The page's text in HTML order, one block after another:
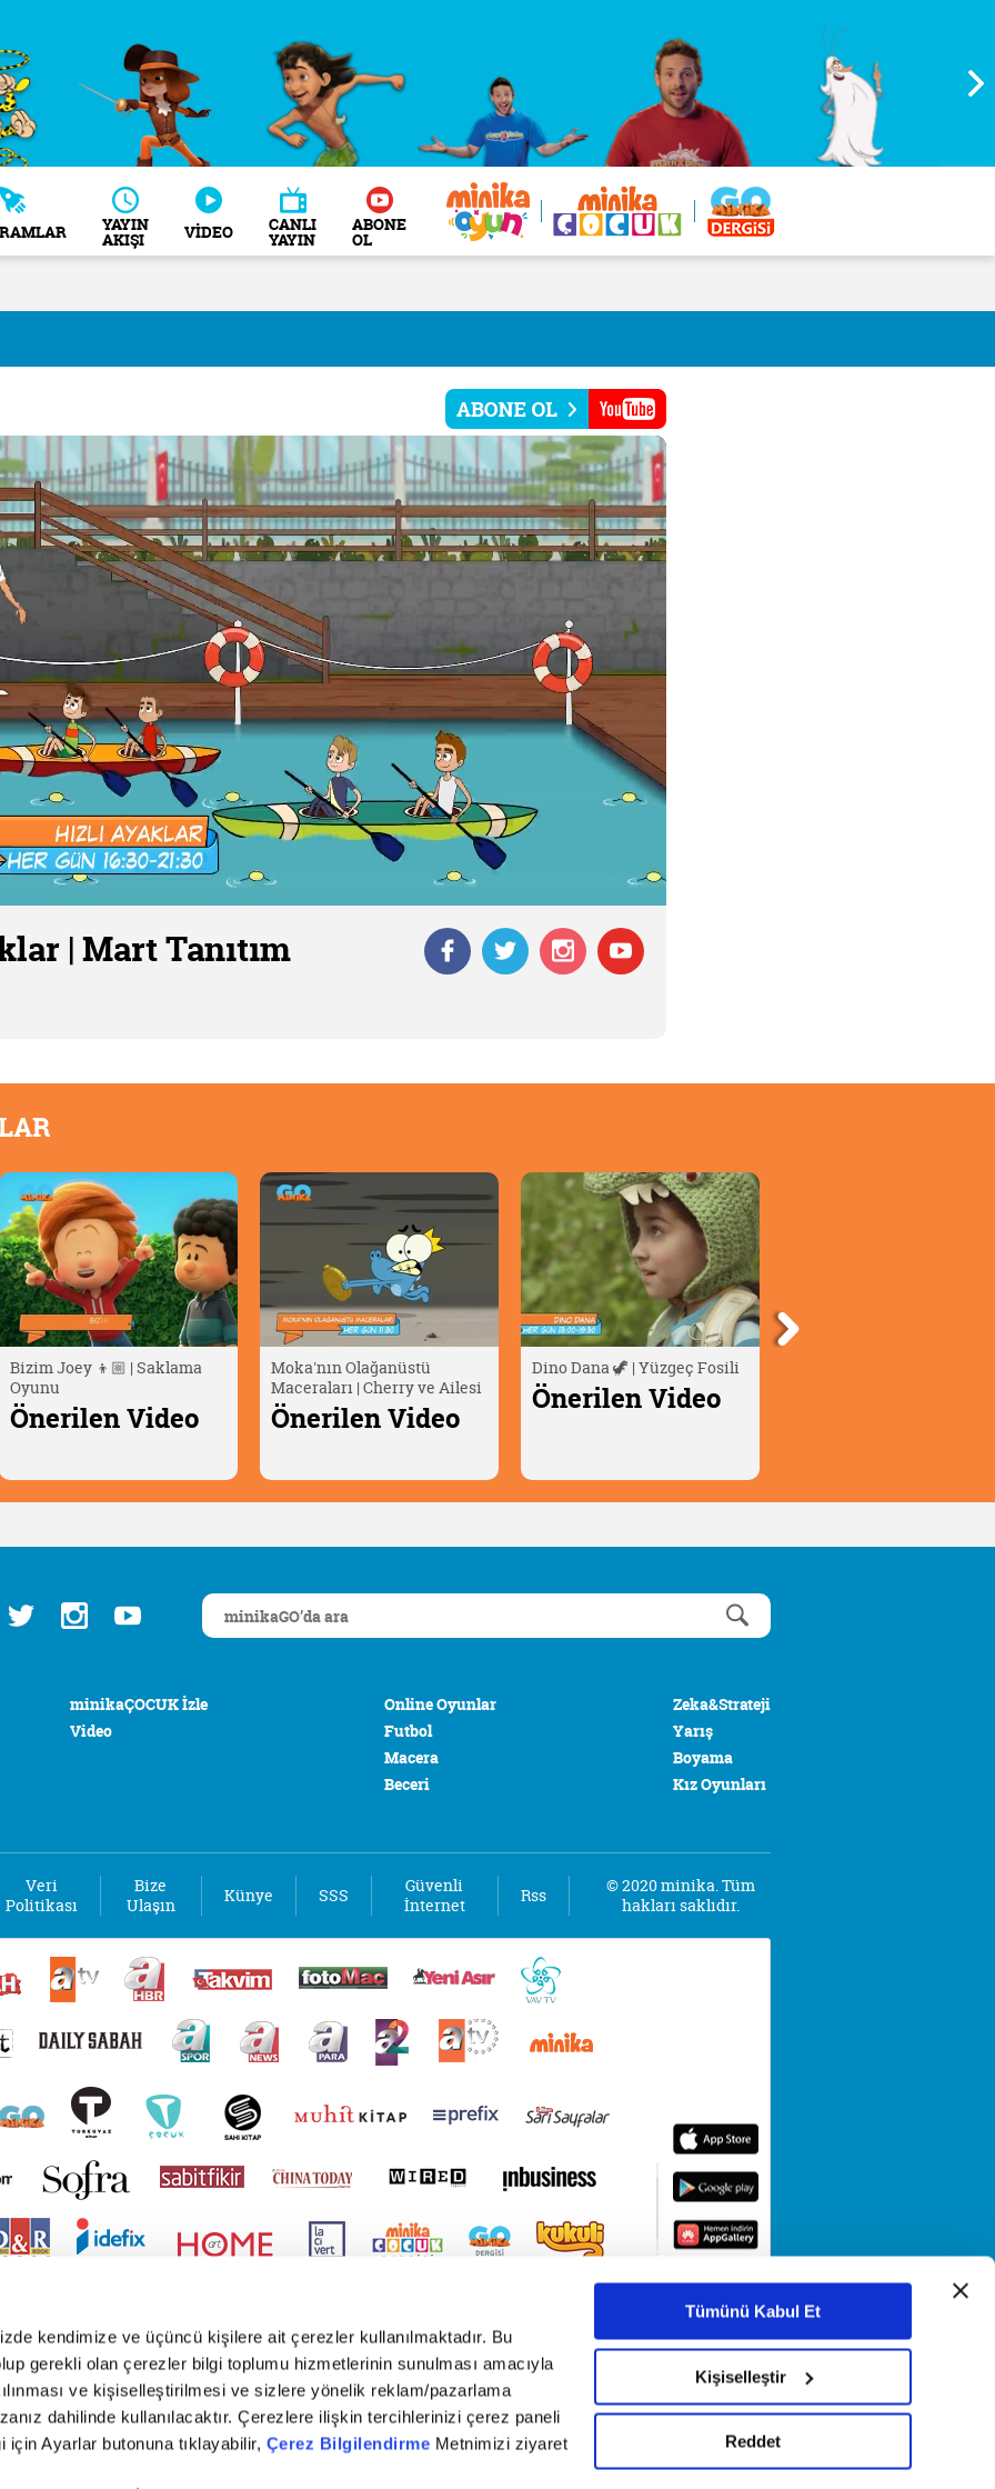
kendimize ve üçüncü kişilere ait çerezler kullanılmaktadır. Bu
gerekli olan çerezler bilgi toplumu hizmetlerinin sunulması amacıyla
ve kişiselleştirilmesi ve sizlere yönelik reklam/pazarlama
dahilinde kullanılacaktır. Çerezlere ilişkin tercihlerinizi çerez paneli
için Ayarlar butonuna tıklayabilir, Çerez Bilgilendirme Metnimizi ziyaret
Tümünü Kabul Et
Kişiselleştir
Reddet
YAYIN
AKIŞI VİDEO CANLI
YAYIN
ABONE
OL
| Mart Tanıtım
Moka'nın Olağanüstü
Maceraları | Cherry ve Ailesi
Önerilen Video
Dino Dana 🦖 | Yüzgeç Fosili
Önerilen Video
Hızlı Ayaklar 🏃🏻‍♂️🏃‍♀️ | 3. Sezon
- Yarım Saat Özel Bölüm - 2
Önerilen Video
minikaÇOCUK İzle
Video
Online Oyunlar
Futbol
Macera
Beceri
Zeka&Strateji
Yarış
Boyama
Kız Oyunları
Veri
Politikası
Bize
Ulaşın
Künye SSS
Güvenli
İnternet
Rss
© 2020 minika. Tüm
hakları saklıdır.
© 2026 Tüm hakları saklıdır. TURKUVAZ HABERLEŞME VE YAYINCILIK ANONİM ŞİRKETİ